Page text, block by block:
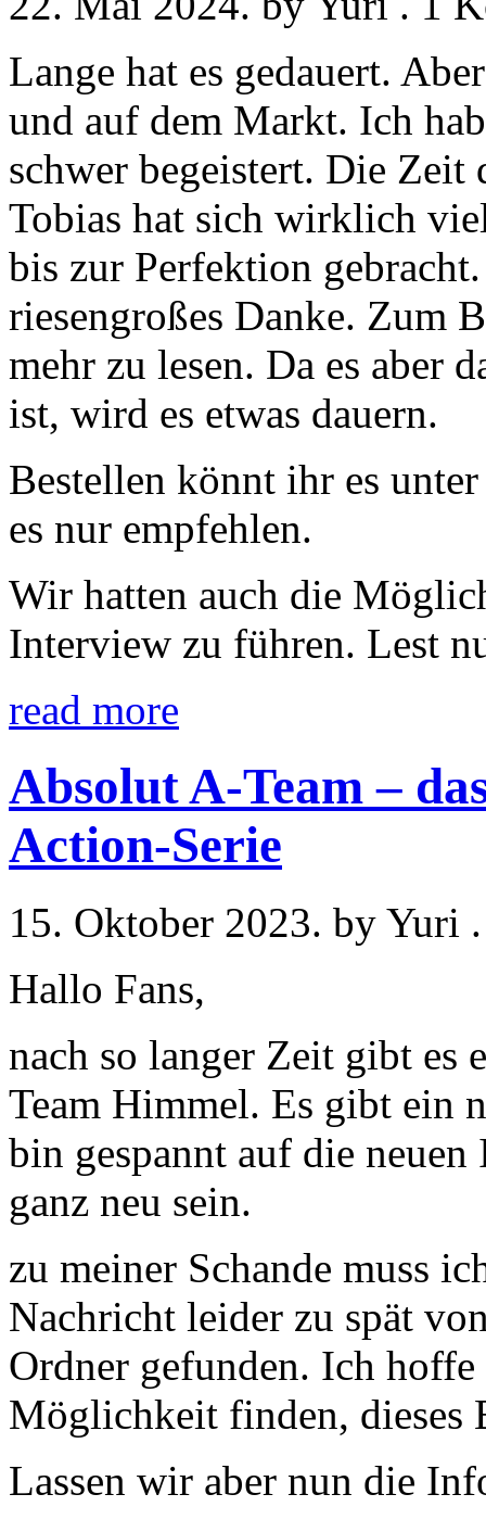
Lange hat es gedauert.
und auf dem Markt. Ich
schwer begeistert. Die Zeit
Tobias hat sich wirklich
bis zur Perfektion
riesengroßes Danke. Zum
mehr zu lesen. Da es aber
ist, wird es etwas dauern.
Bestellen könnt ihr es
es nur empfehlen.
Wir hatten auch die
Interview zu führen. Lest
read more
Absolut A-Team –
Action-Serie
15. Oktober 2023. by Yuri
Hallo Fans,
nach so langer Zeit gibt es
Team Himmel. Es gibt ein
bin gespannt auf die
ganz neu sein.
zu meiner Schande muss
Nachricht leider zu spät
Ordner gefunden. Ich
Möglichkeit finden, dieses
Lassen wir aber nun die